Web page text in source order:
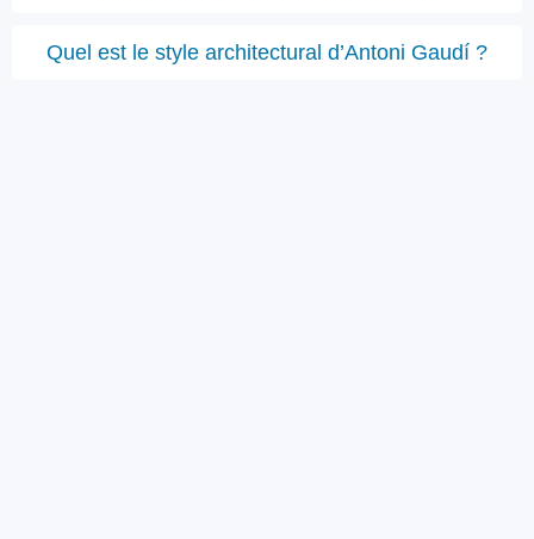
Quel est le style architectural d’Antoni Gaudí ?